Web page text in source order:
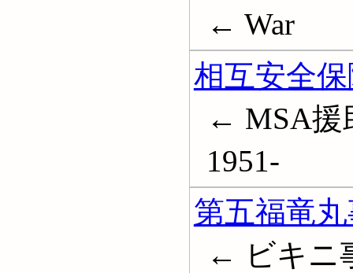
← War
相互安全
← MSA援
1951-
第五福竜
← ビキニ